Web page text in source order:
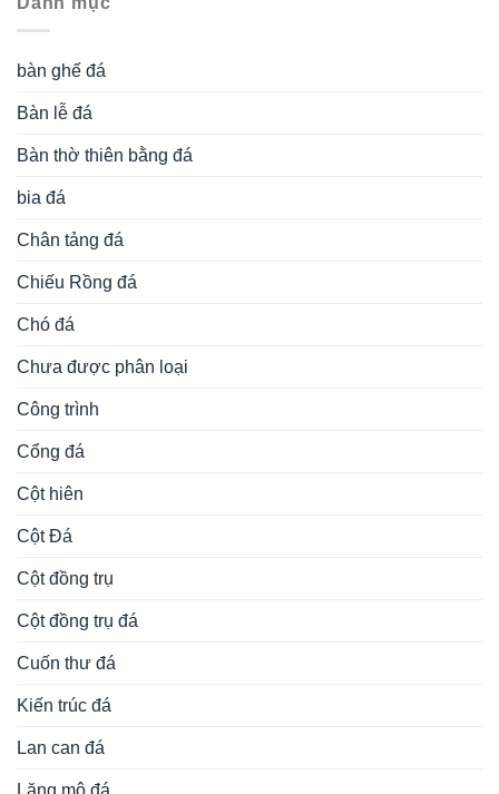
bàn ghế đá
Bàn lễ đá
Bàn thờ thiên bằng đá
bia đá
Chân tảng đá
Chiếu Rồng đá
Chó đá
Chưa được phân loại
Công trình
Cổng đá
Cột hiên
Cột Đá
Cột đồng trụ
Cột đồng trụ đá
Cuốn thư đá
Kiến trúc đá
Lan can đá
Lăng mộ đá